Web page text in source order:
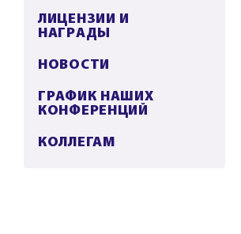
ЛИЦЕНЗИИ И
НАГРАДЫ
НОВОСТИ
ГРАФИК НАШИХ
КОНФЕРЕНЦИЙ
КОЛЛЕГАМ